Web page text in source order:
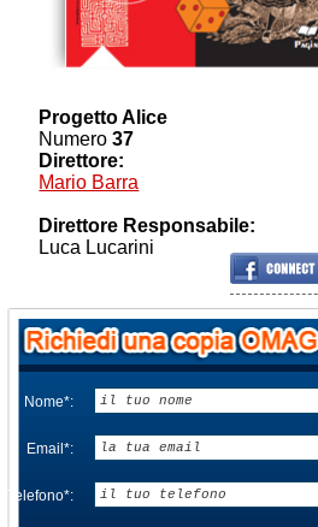
Progetto Alice
Numero37
Direttore:
Mario Barra
Direttore Responsabile:
Luca Lucarini
Nome*:
Email*:
Telefono*: